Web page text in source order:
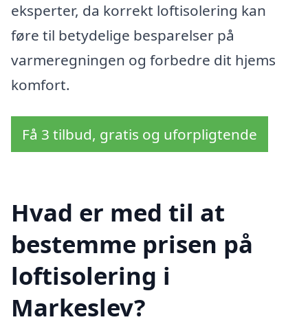
eksperter, da korrekt loftisolering kan
føre til betydelige besparelser på
varmeregningen og forbedre dit hjems
komfort.
Få 3 tilbud, gratis og uforpligtende
Hvad er med til at
bestemme prisen på
loftisolering i
Markeslev?